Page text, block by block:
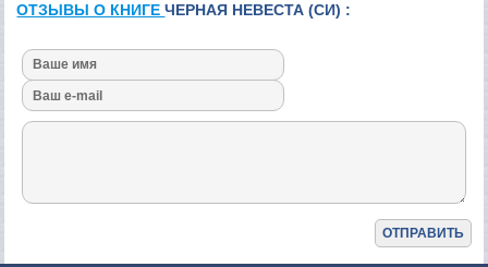
ОТЗЫВЫ О КНИГЕЧЕРНАЯ НЕВЕСТА (СИ) :